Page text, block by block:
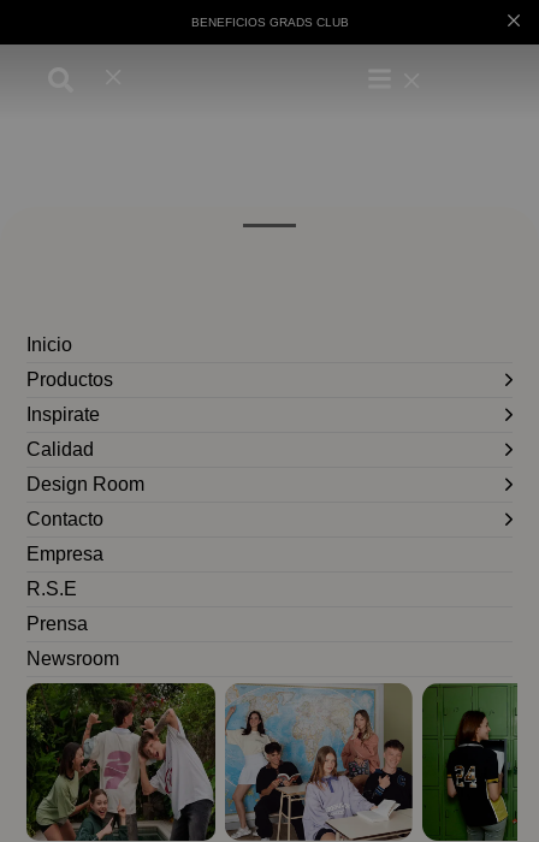
BENEFICIOS GRADS CLUB
Inicio
Productos
Inspirate
Calidad
Design Room
Contacto
Empresa
R.S.E
Prensa
Newsroom